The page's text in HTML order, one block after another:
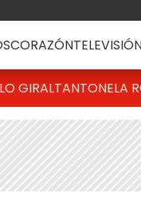
CORAZÓN
GIRALTANTONELA